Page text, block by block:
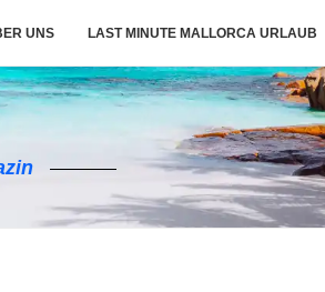
UNS LAST MINUTE MALLORCA URLAUB